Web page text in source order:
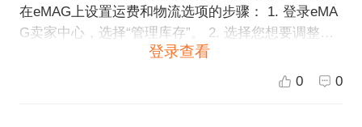
在eMAG上设置运费和物流选项的步骤： 1. 登录eMA
G卖家中心，选择“管理库存”。 2. 选择您想要调整运
费和物流选项的商品。 在“库存操作”下拉菜单中选择
登录查看
0 0